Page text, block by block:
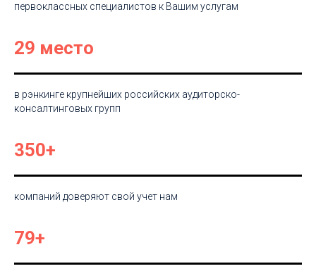
первоклассных специалистов к Вашим услугам
29 место
в рэнкинге крупнейших российских аудиторско-
консалтинговых групп
350+
компаний доверяют свой учет нам
79+